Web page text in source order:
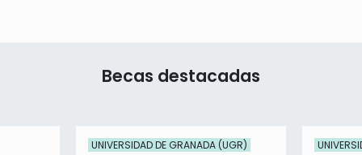
Becas destacadas
UNIVERSIDAD DE GRANADA (UGR)